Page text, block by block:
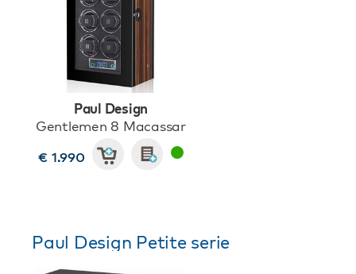
Paul Design
Gentlemen 8 Macassar
€ 1.990
Paul Design Petite serie